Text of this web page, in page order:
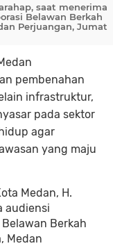
saat menerima
Belawan Berkah
Perjuangan, Jumat
pembenahan
infrastruktur,
pada sektor
agar
yang maju
Medan, H.
audiensi
Berkah
Medan